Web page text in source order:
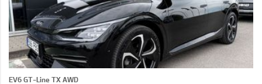
EV6 GT-Line TX AWD